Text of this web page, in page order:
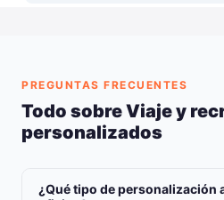
PREGUNTAS FRECUENTES
Todo sobre Viaje y
personalizados
¿Qué tipo de personalización